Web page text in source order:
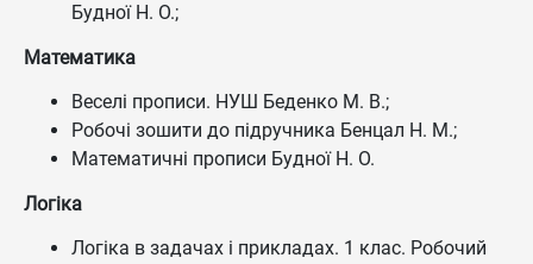
Будної Н. О.;
Математика
Веселі прописи. НУШ Беденко М. В.;
Робочі зошити до підручника Бенцал Н. М.;
Математичні прописи Будної Н. О.
Логіка
Логіка в задачах і прикладах. 1 клас. Робочий